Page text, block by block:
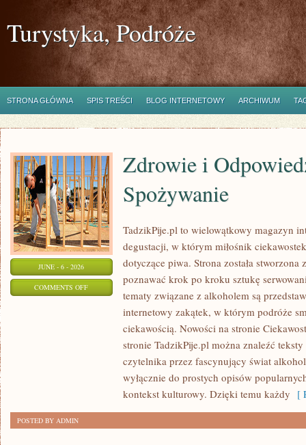
Turystyka, Podróże
STRONA GŁÓWNA SPIS TREŚCI BLOG INTERNETOWY ARCHIWUM
JUNE - 6 - 2026
COMMENTS OFFON
Zdrowie i
Spożywanie
TadzikPije.pl to wielowątkowy magazyn
degustacji, w którym miłośnik
dotyczące piwa. Strona została
poznawać krok po kroku sztukę
tematy związane z alkoholem są
internetowy zakątek, w którym podróże
ciekawością. Nowości na stronie
stronie TadzikPije.pl można znaleźć
czytelnika przez fascynujący świat
wyłącznie do prostych opisów
kontekst kulturowy. Dzięki temu każdy [
POSTED BY ADMIN